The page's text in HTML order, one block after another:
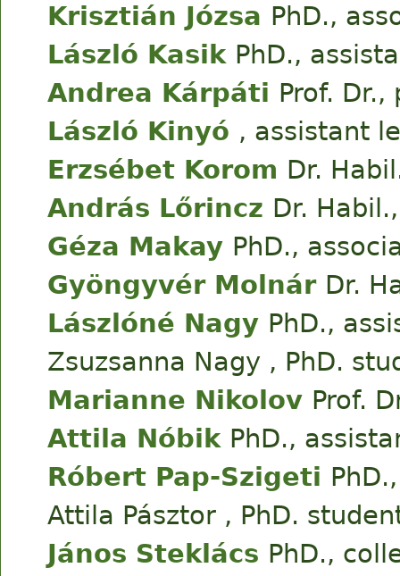
Krisztián Józsa PhD.,
László Kasik PhD.,
Andrea Kárpáti Prof.
László Kinyó , assistant
Erzsébet Korom Dr.
András Lőrincz Dr.
Géza Makay PhD.,
Gyöngyvér Molnár Dr.
Lászlóné Nagy PhD.,
Zsuzsanna Nagy , PhD.
Marianne Nikolov Prof.
Attila Nóbik PhD.,
Róbert Pap-Szigeti
Attila Pásztor , PhD.
János Steklács PhD.,